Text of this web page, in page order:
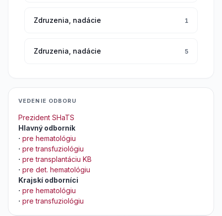
Zdruzenia, nadácie 1
Zdruzenia, nadácie 5
VEDENIE ODBORU
Prezident SHaTS
Hlavný odborník
· pre hematológiu
· pre transfuziológiu
· pre transplantáciu KB
· pre det. hematológiu
Krajskí odborníci
· pre hematológiu
· pre transfuziológiu